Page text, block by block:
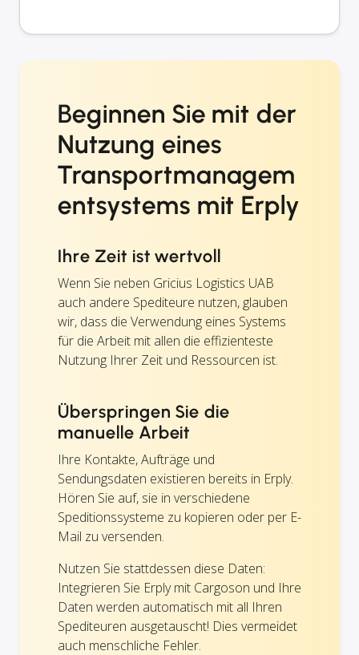
Beginnen Sie mit der
Nutzung eines
Transportmanagem
entsystems mit Erply
Ihre Zeit ist wertvoll
Wenn Sie neben Gricius Logistics UAB
auch andere Spediteure nutzen, glauben
wir, dass die Verwendung eines Systems
für die Arbeit mit allen die effizienteste
Nutzung Ihrer Zeit und Ressourcen ist.
Überspringen Sie die
manuelle Arbeit
Ihre Kontakte, Aufträge und
Sendungsdaten existieren bereits in Erply.
Hören Sie auf, sie in verschiedene
Speditionssysteme zu kopieren oder per E-
Mail zu versenden.
Nutzen Sie stattdessen diese Daten:
Integrieren Sie Erply mit Cargoson und Ihre
Daten werden automatisch mit all Ihren
Spediteuren ausgetauscht! Dies vermeidet
auch menschliche Fehler.